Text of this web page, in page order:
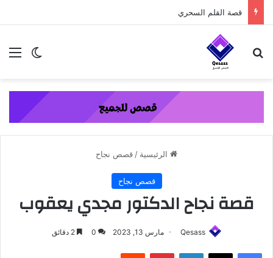
content
قصة الطفل الذي عاد من النار ج3
الوضع بحث عن
الرئيسية / قصص نجاح
قصص نجاح
قصة نجاح الدكتور مجدي يعقوب
Qesass مارس 13, 2023 0
فيسبوك ‫X لينكدإن بينتيريست